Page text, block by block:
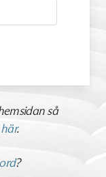
så
.
?